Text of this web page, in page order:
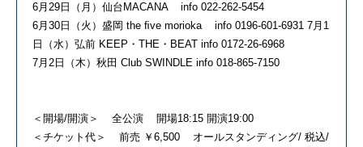
6⽉29⽇（⽉）仙台MACANA info 022-262-5454
6⽉30⽇（⽕）盛岡 the ﬁve morioka info 0196-601-6931 7⽉1
⽇（⽔）弘前 KEEP・THE・BEAT info 0172-26-6968
7⽉2⽇（⽊）秋⽥ Club SWINDLE info 018-865-7150
＜開場/開演＞ 全公演 開場18:15 開演19:00
＜チケット代＞ 前売 ￥6,500 オールスタンディング/ 税込/